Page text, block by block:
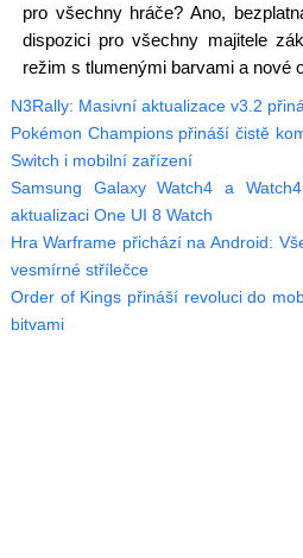
pro všechny hráče? Ano,
dispozici pro všechny majitele
režim s tlumenými barvami a nové
N3Rally: Masivní aktualizace v3.2
Pokémon Champions přináší čistě
Switch i mobilní zařízení
Samsung Galaxy Watch4 a
aktualizaci One UI 8 Watch
Hra Warframe přichází na Android:
vesmírné střílečce
Order of Kings přináší revoluci do
bitvami